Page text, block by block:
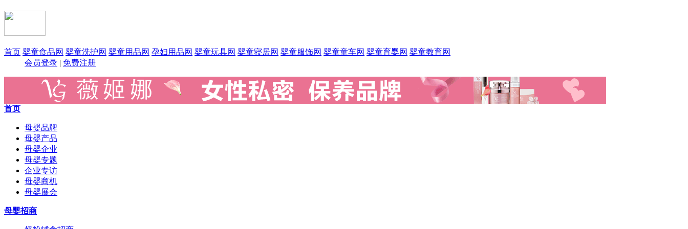
首页 婴童食品网 婴童洗护网 婴童用品网 孕妇用品网 婴童玩具网 婴童寝居网 婴童服饰网 婴童童车网 婴童育婴网 婴童教育网
会员登录 | 免费注册
首页
母婴品牌
母婴产品
母婴企业
母婴专题
企业专访
母婴商机
母婴展会
母婴招商